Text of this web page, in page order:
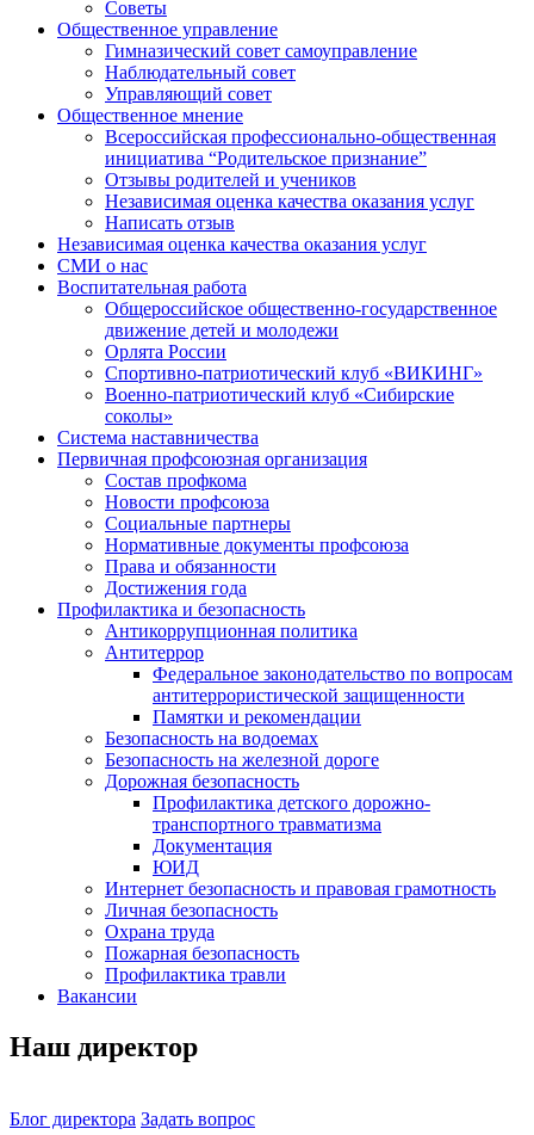
Советы
Общественное управление
Гимназический совет самоуправление
Наблюдательный совет
Управляющий совет
Общественное мнение
Всероссийская профессионально-общественная
инициатива “Родительское признание”
Отзывы родителей и учеников
Независимая оценка качества оказания услуг
Написать отзыв
Независимая оценка качества оказания услуг
СМИ о нас
Воспитательная работа
Общероссийское общественно-государственное
движение детей и молодежи
Орлята России
Спортивно-патриотический клуб «ВИКИНГ»
Военно-патриотический клуб «Сибирские
соколы»
Система наставничества
Первичная профсоюзная организация
Состав профкома
Новости профсоюза
Социальные партнеры
Нормативные документы профсоюза
Права и обязанности
Достижения года
Профилактика и безопасность
Антикоррупционная политика
Антитеррор
Федеральное законодательство по вопросам
антитеррористической защищенности
Памятки и рекомендации
Безопасность на водоемах
Безопасность на железной дороге
Дорожная безопасность
Профилактика детского дорожно-
транспортного травматизма
Документация
ЮИД
Интернет безопасность и правовая грамотность
Личная безопасность
Охрана труда
Пожарная безопасность
Профилактика травли
Вакансии
Наш директор
Блог директора Задать вопрос